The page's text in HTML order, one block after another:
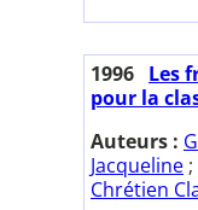
1996 Les
pour la
Auteurs :
Jacqueline ;
Chrétien